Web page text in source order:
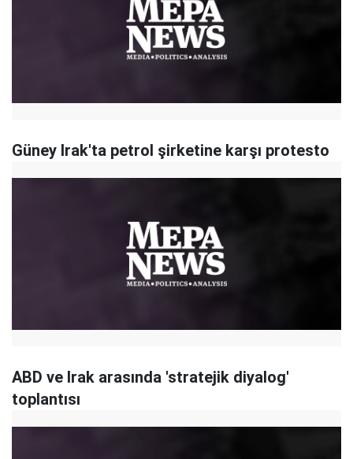
Güney Irak'ta petrol şirketine karşı protesto
ABD ve Irak arasında 'stratejik diyalog'
toplantısı